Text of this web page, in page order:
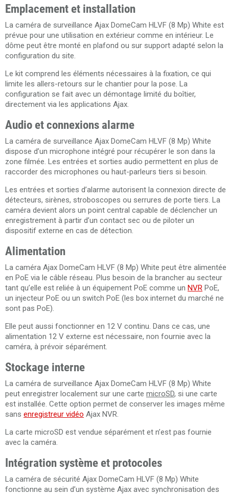
Emplacement et installation
La caméra de surveillance Ajax DomeCam HLVF (8 Mp) White est
prévue pour une utilisation en extérieur comme en intérieur. Le
dôme peut être monté en plafond ou sur support adapté selon la
configuration du site.
Le kit comprend les éléments nécessaires à la fixation, ce qui
limite les allers-retours sur le chantier pour la pose. La
configuration se fait avec un démontage limité du boîtier,
directement via les applications Ajax.
Audio et connexions alarme
La caméra de surveillance Ajax DomeCam HLVF (8 Mp) White
dispose d’un microphone intégré pour récupérer le son dans la
zone filmée. Les entrées et sorties audio permettent en plus de
raccorder des microphones ou haut-parleurs tiers si besoin.
Les entrées et sorties d’alarme autorisent la connexion directe de
détecteurs, sirènes, stroboscopes ou serrures de porte tiers. La
caméra devient alors un point central capable de déclencher un
enregistrement à partir d’un contact sec ou de piloter un
dispositif externe en cas de détection.
Alimentation
La caméra Ajax DomeCam HLVF (8 Mp) White peut être alimentée
en PoE via le câble réseau. Plus besoin de la brancher au secteur
tant qu’elle est reliée à un équipement PoE comme un NVR PoE,
un injecteur PoE ou un switch PoE (les box internet du marché ne
sont pas PoE).
Elle peut aussi fonctionner en 12 V continu. Dans ce cas, une
alimentation 12 V externe est nécessaire, non fournie avec la
caméra, à prévoir séparément.
Stockage interne
La caméra de surveillance Ajax DomeCam HLVF (8 Mp) White
peut enregistrer localement sur une carte microSD, si une carte
est installée. Cette option permet de conserver les images même
sans enregistreur vidéo Ajax NVR.
La carte microSD est vendue séparément et n’est pas fournie
avec la caméra.
Intégration système et protocoles
La caméra de sécurité Ajax DomeCam HLVF (8 Mp) White
fonctionne au sein d’un système Ajax avec synchronisation des